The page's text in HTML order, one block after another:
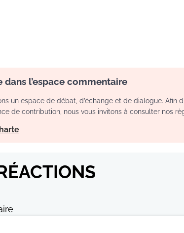
dans l’espace commentaire
un espace de débat, d’échange et de dialogue.
de contribution, nous vous invitons à consulter nos